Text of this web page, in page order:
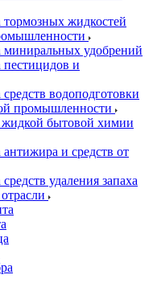
жидкостей
миниральных удобрений
пестицидов и
водоподготовки
промышленности
жидкой бытовой химии
и средств от
удаления запаха